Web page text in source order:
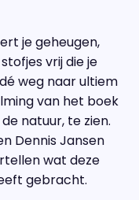
je geheugen,
vrij die je
weg naar ultiem
van het boek
natuur, te zien.
Dennis Jansen
wat deze
gebracht.